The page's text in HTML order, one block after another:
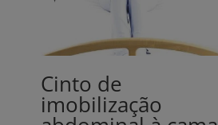
Cinto de
imobilização